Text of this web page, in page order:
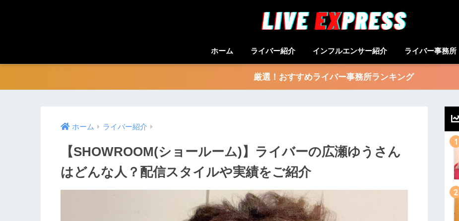
ホーム ライバー紹介 インフルエンサー紹介 ライバー事務所
厳選！おすすめライバー事務所ランキング
ホーム ライバー紹介
【SHOWROOM(ショールーム)】ライバーの広瀬ゆうさん
はどんな人？配信スタイルや実績をご紹介
1
2